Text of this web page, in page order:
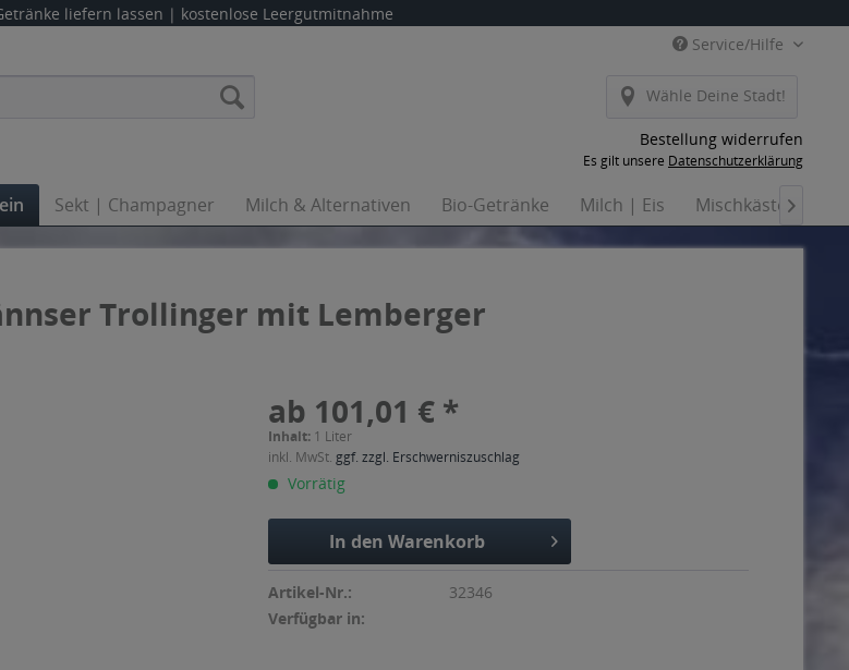
liefern lassen | kostenlose Leergutmitnahme
Service/Hilfe
Wähle Deine Stadt!
Bestellung widerrufen
Es gilt unsere Datenschutzerklärung
Sekt | Champagner Milch & Alternativen Bio-Getränke Milch | Eis Mischkästen

Trollinger mit Lemberger
ab 101,01 € *
Inhalt: 1 Liter
inkl. MwSt. ggf. zzgl. Erschwerniszuschlag
Vorrätig
In den Warenkorb
Artikel-Nr.:
32346
Verfügbar in: